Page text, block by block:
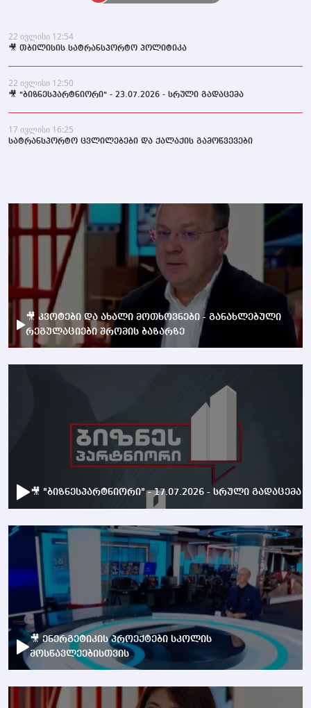
22 ივლისი 12:54
🎥 თბილისის სატრანსპორტო პოლიტიკა
22 ივლისი 12:50
🎥 "ბიზნესპარტნიორი" - 23.07.2026 - სრული გადაცემა
17 ივლისი 16:25
სატრანსპორტო ცვლილებები და ქალაქის გამოწვევები
🎥 კვოტები და ახალი მოთხოვნები - განახლებული
რეგულაციები შრომის ბაზარზე
🎥 "ბიზნესპარტნიორი" - 17.07.2026 - სრული გადაცემა
🎥 ენერგეტიკის პროექტები სკოლის
მოსწავლეებისთვის